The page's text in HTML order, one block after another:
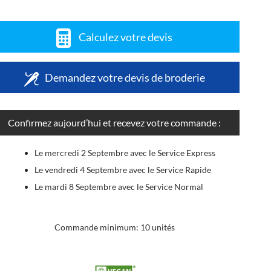
Calculez votre devis
Demandez votre devis de broderie
Confirmez aujourd’hui et recevez votre commande :
Le mercredi 2 Septembre avec le Service Express
Le vendredi 4 Septembre avec le Service Rapide
Le mardi 8 Septembre avec le Service Normal
Commande minimum: 10 unités